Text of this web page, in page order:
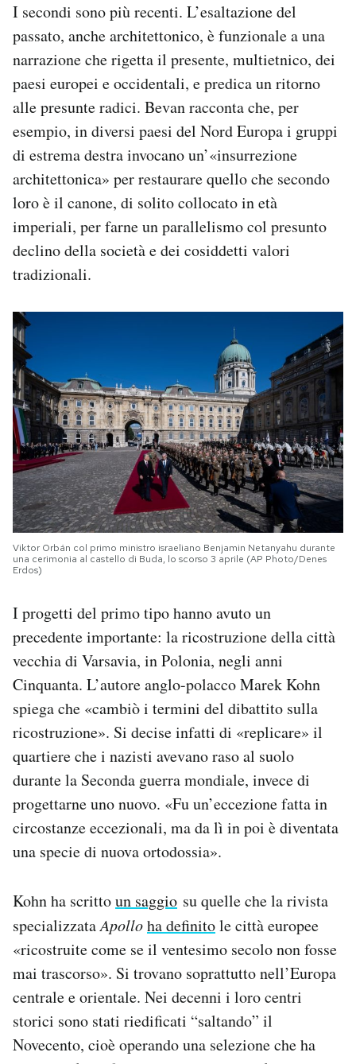
I secondi sono più recenti. L’esaltazione del
passato, anche architettonico, è funzionale a una
narrazione che rigetta il presente, multietnico, dei
paesi europei e occidentali, e predica un ritorno
alle presunte radici. Bevan racconta che, per
esempio, in diversi paesi del Nord Europa i gruppi
di estrema destra invocano un’«insurrezione
architettonica» per restaurare quello che secondo
loro è il canone, di solito collocato in età
imperiali, per farne un parallelismo col presunto
declino della società e dei cosiddetti valori
tradizionali.
Viktor Orbán col primo ministro israeliano Benjamin Netanyahu durante
una cerimonia al castello di Buda, lo scorso 3 aprile (AP Photo/Denes
Erdos)
I progetti del primo tipo hanno avuto un
precedente importante: la ricostruzione della città
vecchia di Varsavia, in Polonia, negli anni
Cinquanta. L’autore anglo-polacco Marek Kohn
spiega che «cambiò i termini del dibattito sulla
ricostruzione». Si decise infatti di «replicare» il
quartiere che i nazisti avevano raso al suolo
durante la Seconda guerra mondiale, invece di
progettarne uno nuovo. «Fu un’eccezione fatta in
circostanze eccezionali, ma da lì in poi è diventata
una specie di nuova ortodossia».
Kohn ha scrittoun saggio su quelle che la rivista
specializzataApolloha definitole città europee
«ricostruite come se il ventesimo secolo non fosse
mai trascorso». Si trovano soprattutto nell’Europa
centrale e orientale. Nei decenni i loro centri
storici sono stati riedificati “saltando” il
Novecento, cioè operando una selezione che ha